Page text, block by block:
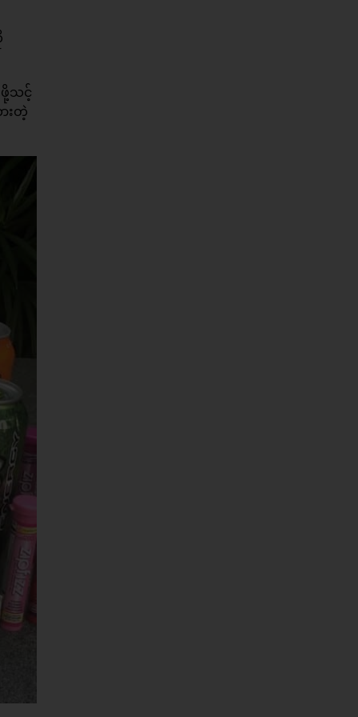
ဖို့သင့်
းတဲ့